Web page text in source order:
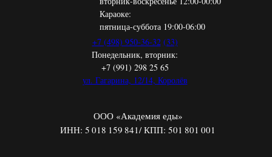
+7 (498) 950-36-32 (33)
Понедельник, вторник:
+7 (991) 298 25 65
ул. Гагарина, 12/14, Королёв
Караоке:
пятница-суббота 19:00-06:00
ООО «Академия еды»
ИНН: 5 018 159 841/ КПП: 501 801 001